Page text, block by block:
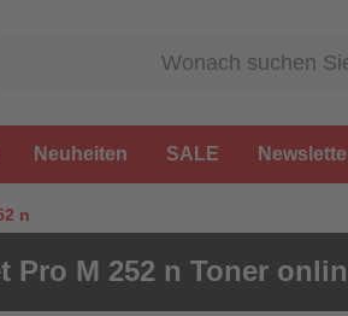
Neuheiten SALE
n
Pro M 252 n Toner